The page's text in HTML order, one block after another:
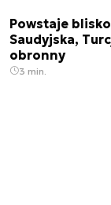
Powstaje
Saudyjska,
obronny
3 min.